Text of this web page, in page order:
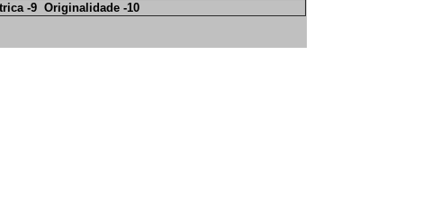
-9 Originalidade -10